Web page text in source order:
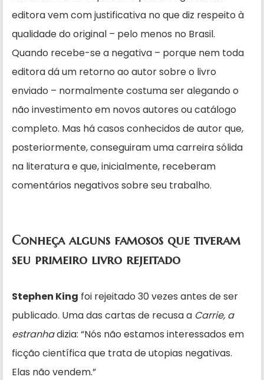
editora vem com justificativa no que diz respeito à
qualidade do original – pelo menos no Brasil.
Quando recebe-se a negativa – porque nem toda
editora dá um retorno ao autor sobre o livro
enviado – normalmente costuma ser alegando o
não investimento em novos autores ou catálogo
completo. Mas há casos conhecidos de autor que,
posteriormente, conseguiram uma carreira sólida
na literatura e que, inicialmente, receberam
comentários negativos sobre seu trabalho.
Conheça alguns famosos que tiveram
seu primeiro livro rejeitado
Stephen King foi rejeitado 30 vezes antes de ser
publicado. Uma das cartas de recusa a Carrie, a
estranhadizia: “Nós não estamos interessados em
ficção científica que trata de utopias negativas.
Elas não vendem.”